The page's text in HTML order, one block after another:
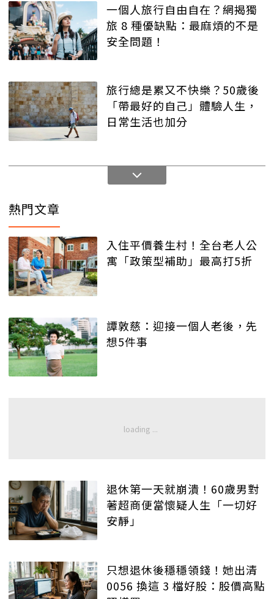
一個人旅行自由自在？網揭獨
旅 8 種優缺點：最麻煩的不是
安全問題！
旅行總是累又不快樂？50歲後
「帶最好的自己」體驗人生，
日常生活也加分
熱門文章
入住平價養生村！全台老人公
寓「政策型補助」最高打5折
譚敦慈：迎接一個人老後，先
想5件事
退休第一天就崩潰！60歲男對
著超商便當懷疑人生「一切好
安靜」
只想退休後穩穩領錢！她出清
0056 換這 3 檔好股：股價高點